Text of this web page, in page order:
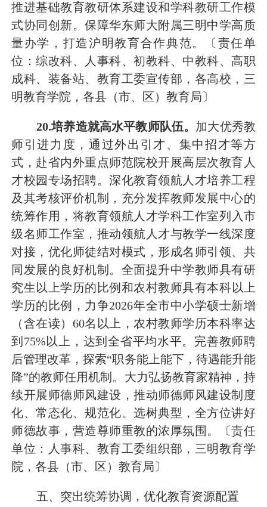
推进基础教育教研体系建设和学科教研工作模
式协同创新。保障华东师大附属三明中学高质
量办学，打造沪明教育合作典范。
〔责任单
位：综改科、人事科、初教科、中教科、高职
成科、装备站、教育工委宣传部，各高校，三
明教育学院，各县（市、区）教育局〕
20.培养造就高水平教师队伍。 加大优秀教
师引进力度，通过外出引才、集中招才等方
式，赴省内外重点师范院校开展高层次教育人
才校园专场招聘。深化教育领航人才培养工程
及其考核评价机制，充分发挥教师发展中心的
统筹作用， 将教育领航人 才学科工作室列入市
级名师工作室， 推动领航人才与教学一线深度
对接， 优化师徒结对模式 ，形成名师引领、共
同发展的良好机制。 全面提升中学教师具有研
究生 以上学历的比例 和农村教师具有本科以上
学历的比例
，力争2026年全市中小学硕士新增
（含在读） 60名以上，农村教师学历本科率达
到 75%以上，达到全省平均水平。完善教师聘
后管理改革，探索“职务能上能下，待遇能升能
降”的教师任用机制。 大力弘扬教育家精神， 持
续开展师德师风建设，推动师德师风建设制度
化、常态化、规范化。选树典型，全方位讲好
师德故事，营造尊师重教的浓厚氛围。
〔责任
单位：人事科、教育工委组织部，三明教育学
院，各县（市、区）教育局〕
五、 突出统筹协调，优化教育资源配置